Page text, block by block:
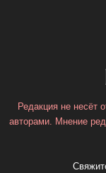
Редакция не несёт
авторами. Мнение